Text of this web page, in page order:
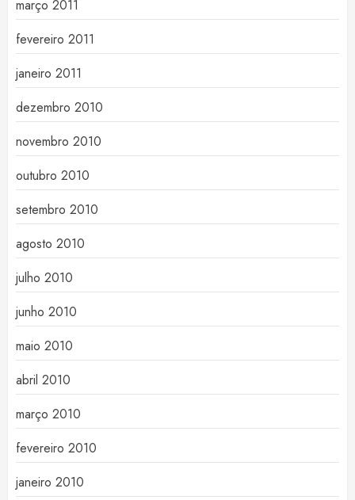
março 2011
fevereiro 2011
janeiro 2011
dezembro 2010
novembro 2010
outubro 2010
setembro 2010
agosto 2010
julho 2010
junho 2010
maio 2010
abril 2010
março 2010
fevereiro 2010
janeiro 2010